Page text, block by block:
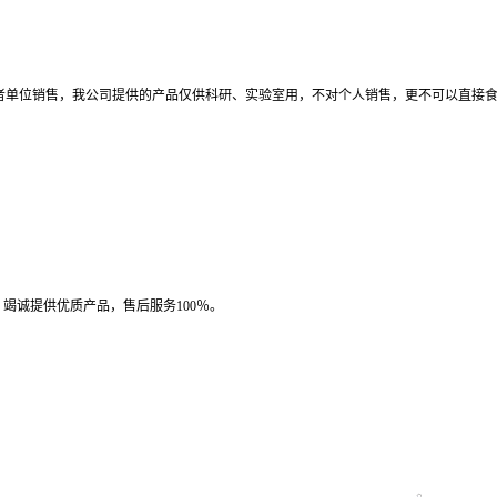
位销售，我公司提供的产品仅供科研、实验室用，不对个人销售，更不可以直接
诚提供优质产品，售后服务100％。